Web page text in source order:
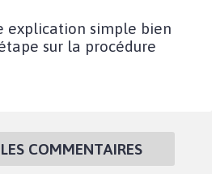
explication simple bien
sur la procédure
COMMENTAIRES